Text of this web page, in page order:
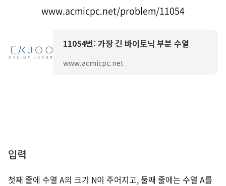
www.acmicpc.net/problem/11054
11054번: 가장 긴 바이토닉 부분 수열
www.acmicpc.net
입력
첫째 줄에 수열 A의 크기 N이 주어지고, 둘째 줄에는 수열 A를